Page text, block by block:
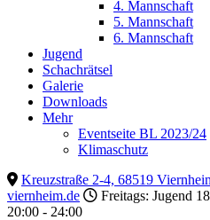
4. Mannschaft
5. Mannschaft
6. Mannschaft
Jugend
Schachrätsel
Galerie
Downloads
Mehr
Eventseite BL 2023/24
Klimaschutz
Kreuzstraße 2-4, 68519
viernheim.de
Freitags: Jugend
20:00 - 24:00